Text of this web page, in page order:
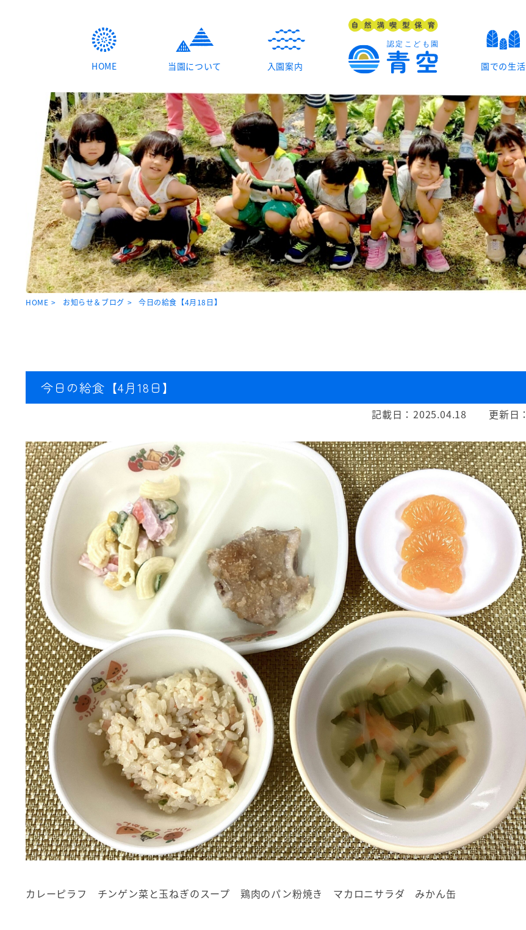
HOME 当園について 入園案内 園での生活
HOME お知らせ＆ブログ 今日の給食【4月18日】
今日の給食【4月18日】
記載日： 2025.04.18 更新日：
カレーピラフ チンゲン菜と玉ねぎのスープ 鶏肉のパン粉焼き マカロニサラダ みかん缶